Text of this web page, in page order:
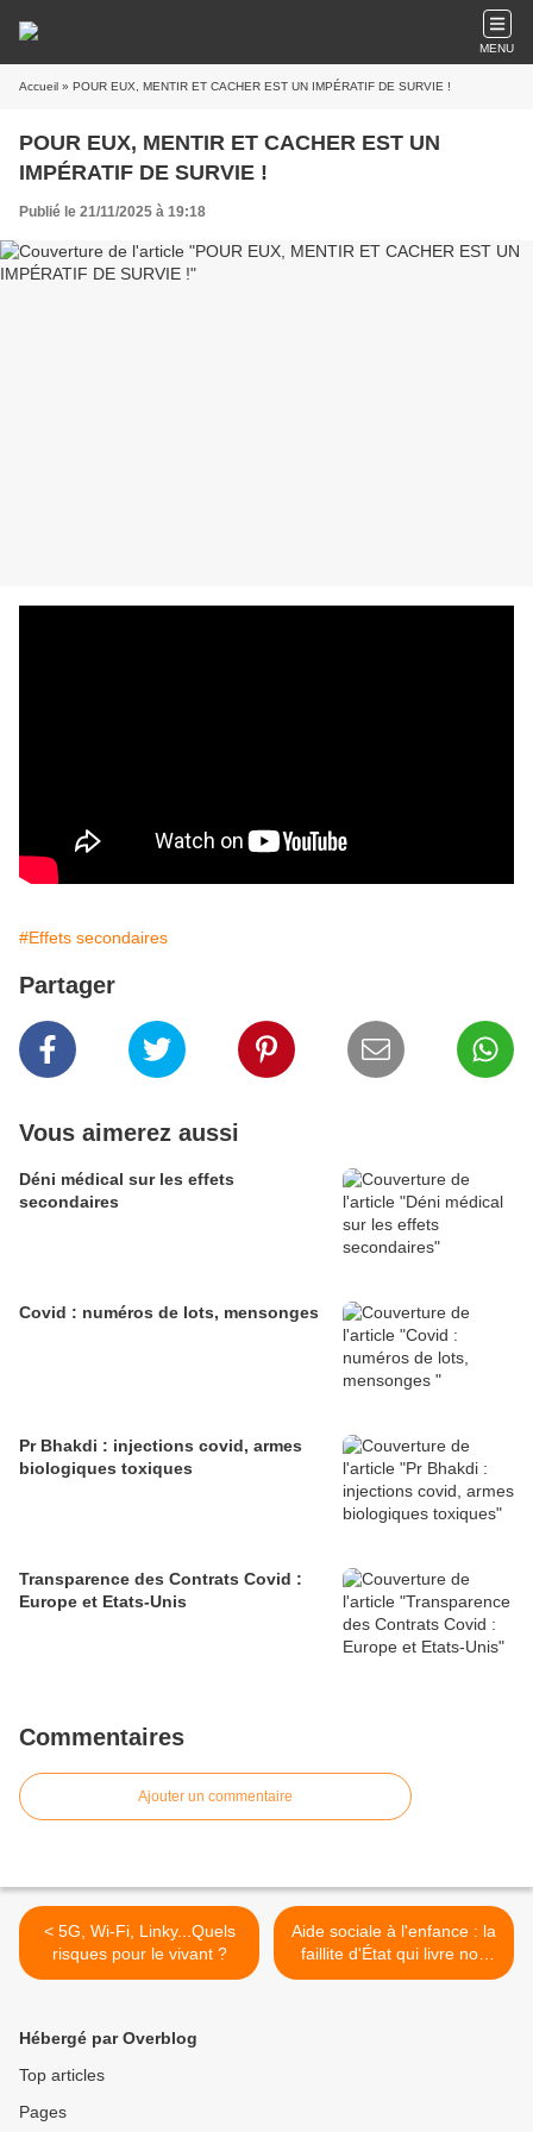
MENU
Accueil » POUR EUX, MENTIR ET CACHER EST UN IMPÉRATIF DE SURVIE !
POUR EUX, MENTIR ET CACHER EST UN
IMPÉRATIF DE SURVIE !
Publié le 21/11/2025 à 19:18
#Effets secondaires
Partager
Vous aimerez aussi
Déni médical sur les effets
secondaires
Covid : numéros de lots, mensonges
Pr Bhakdi : injections covid, armes
biologiques toxiques
Transparence des Contrats Covid :
Europe et Etats-Unis
Commentaires
Ajouter un commentaire
< 5G, Wi-Fi, Linky...Quels
risques pour le vivant ?
Aide sociale à l'enfance : la
faillite d'État qui livre nos
enfants aux réseaux
Hébergé par Overblog
Top articles
Pages